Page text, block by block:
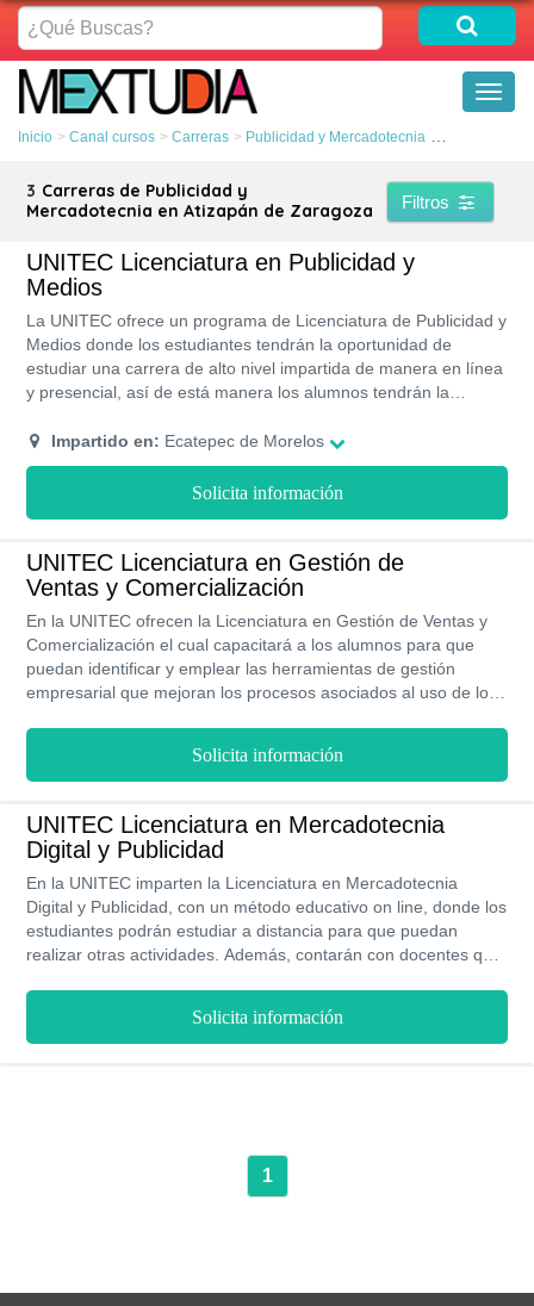
¿Qué
Buscas?
Inicio Canal cursos Carreras Publicidad y Mercadotecnia Atizapán de
3 Carreras de Publicidad y
Mercadotecnia en Atizapán de Zaragoza
Filtros
UNITEC Licenciatura en Publicidad y
Medios
La UNITEC ofrece un programa de Licenciatura de Publicidad y
Medios donde los estudiantes tendrán la oportunidad de
estudiar una carrera de alto nivel impartida de manera en línea
y presencial, así de está manera los alumnos tendrán la
Todos los programas de la UNITEC cuentan con RVOE y
validez de la SEP.
Impartido en: Ecatepec de Morelos
Solicita información
UNITEC Licenciatura en Gestión de
Ventas y Comercialización
En la UNITEC ofrecen la Licenciatura en Gestión de Ventas y
Comercialización el cual capacitará a los alumnos para que
puedan identificar y emplear las herramientas de gestión
empresarial que mejoran los procesos asociados al uso de los
SEP. Sus precios no solo son accesibles, si no también ofrecen
un programa de becas para aquellos estudiantes con excelente
rendimiento académico.
Solicita información
UNITEC Licenciatura en Mercadotecnia
Digital y Publicidad
En la UNITEC imparten la Licenciatura en Mercadotecnia
Digital y Publicidad, con un método educativo on line, donde los
estudiantes podrán estudiar a distancia para que puedan
realizar otras actividades. Además, contarán con docentes que
Solicita información
1